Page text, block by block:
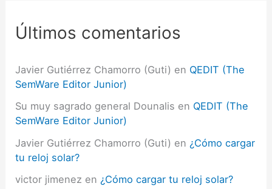
Últimos comentarios
Javier Gutiérrez Chamorro (Guti) en QEDIT (The
SemWare Editor Junior)
Su muy sagrado general Dounalis en QEDIT (The
SemWare Editor Junior)
Javier Gutiérrez Chamorro (Guti) en ¿Cómo cargar
tu reloj solar?
victor jimenez en ¿Cómo cargar tu reloj solar?